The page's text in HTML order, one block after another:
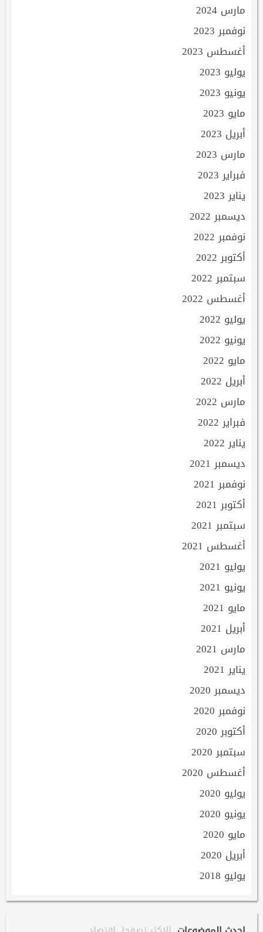
مارس 2024
نوفمبر 2023
أغسطس 2023
يوليو 2023
يونيو 2023
مايو 2023
أبريل 2023
مارس 2023
فبراير 2023
يناير 2023
ديسمبر 2022
نوفمبر 2022
أكتوبر 2022
سبتمبر 2022
أغسطس 2022
يوليو 2022
يونيو 2022
مايو 2022
أبريل 2022
مارس 2022
فبراير 2022
يناير 2022
ديسمبر 2021
نوفمبر 2021
أكتوبر 2021
سبتمبر 2021
أغسطس 2021
يوليو 2021
يونيو 2021
مايو 2021
أبريل 2021
مارس 2021
يناير 2021
ديسمبر 2020
نوفمبر 2020
أكتوبر 2020
سبتمبر 2020
أغسطس 2020
يوليو 2020
يونيو 2020
مايو 2020
أبريل 2020
يوليو 2018